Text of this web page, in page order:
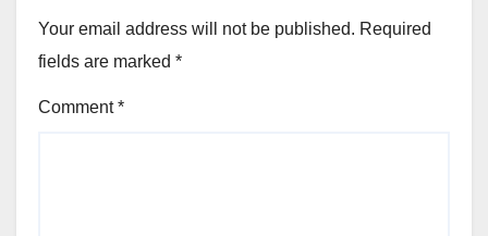
Your email address will not be published. Required
fields are marked *
Comment*